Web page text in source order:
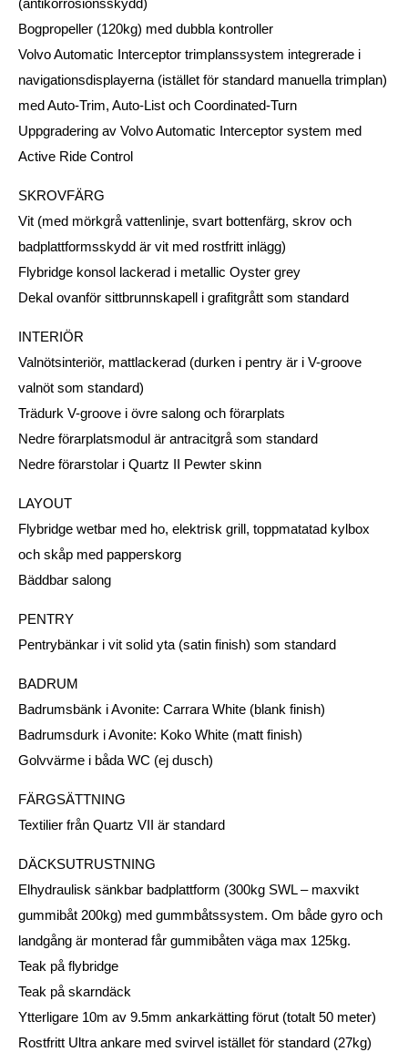
(antikorrosionsskydd)
Bogpropeller (120kg) med dubbla kontroller
Volvo Automatic Interceptor trimplanssystem integrerade i
navigationsdisplayerna (istället för standard manuella trimplan)
med Auto-Trim, Auto-List och Coordinated-Turn
Uppgradering av Volvo Automatic Interceptor system med
Active Ride Control
SKROVFÄRG
Vit (med mörkgrå vattenlinje, svart bottenfärg, skrov och
badplattformsskydd är vit med rostfritt inlägg)
Flybridge konsol lackerad i metallic Oyster grey
Dekal ovanför sittbrunnskapell i grafitgrått som standard
INTERIÖR
Valnötsinteriör, mattlackerad (durken i pentry är i V-groove
valnöt som standard)
Trädurk V-groove i övre salong och förarplats
Nedre förarplatsmodul är antracitgrå som standard
Nedre förarstolar i Quartz II Pewter skinn
LAYOUT
Flybridge wetbar med ho, elektrisk grill, toppmatatad kylbox
och skåp med papperskorg
Bäddbar salong
PENTRY
Pentrybänkar i vit solid yta (satin finish) som standard
BADRUM
Badrumsbänk i Avonite: Carrara White (blank finish)
Badrumsdurk i Avonite: Koko White (matt finish)
Golvvärme i båda WC (ej dusch)
FÄRGSÄTTNING
Textilier från Quartz VII är standard
DÄCKSUTRUSTNING
Elhydraulisk sänkbar badplattform (300kg SWL – maxvikt
gummibåt 200kg) med gummbåtssystem. Om både gyro och
landgång är monterad får gummibåten väga max 125kg.
Teak på flybridge
Teak på skarndäck
Ytterligare 10m av 9.5mm ankarkätting förut (totalt 50 meter)
Rostfritt Ultra ankare med svirvel istället för standard (27kg)